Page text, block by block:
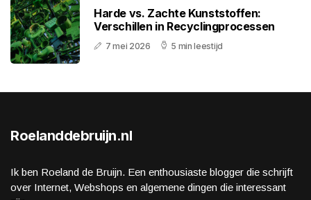
Harde vs. Zachte Kunststoffen:
Verschillen in Recyclingprocessen
7 mei 2026 5 min leestijd
Roelanddebruijn.nl
Ik ben Roeland de Bruijn. Een enthousiaste blogger die schrijft
over Internet, Webshops en algemene dingen die interessant